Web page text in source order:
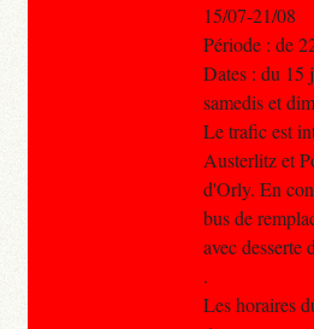
15/07-21/08
Période : de
Dates : du 15
samedis et
Le trafic est
Austerlitz et
d'Orly. En
bus de
avec desserte
.
Les horaires